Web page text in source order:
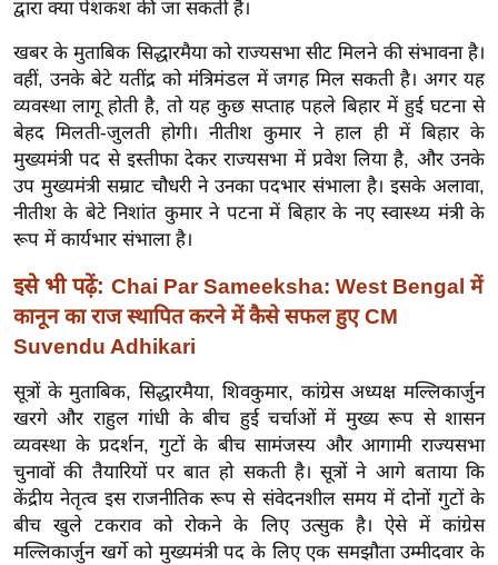
इं
या
सा
हि
त्य
ज
ग
त
ऑ
टो
व
न्यू
ज
ब्री
फ
म
नो
द्वारा क्या पेशकश की जा सकती है।
खबर के मुताबिक सिद्धारमैया को राज्यसभा सीट मिलने की संभावना है।
वहीं, उनके बेटे यतींद्र को मंत्रिमंडल में जगह मिल सकती है। अगर यह
व्यवस्था लागू होती है, तो यह कुछ सप्ताह पहले बिहार में हुई घटना से
बेहद मिलती-जुलती होगी। नीतीश कुमार ने हाल ही में बिहार के
मुख्यमंत्री पद से इस्तीफा देकर राज्यसभा में प्रवेश लिया है, और उनके
उप मुख्यमंत्री सम्राट चौधरी ने उनका पदभार संभाला है। इसके अलावा,
नीतीश के बेटे निशांत कुमार ने पटना में बिहार के नए स्वास्थ्य मंत्री के
रूप में कार्यभार संभाला है।
इसे भी पढ़ें: Chai Par Sameeksha: West Bengal में
कानून का राज स्थापित करने में कैसे सफल हुए CM
Suvendu Adhikari
सूत्रों के मुताबिक, सिद्धारमैया, शिवकुमार, कांग्रेस अध्यक्ष मल्लिकार्जुन
खरगे और राहुल गांधी के बीच हुई चर्चाओं में मुख्य रूप से शासन
व्यवस्था के प्रदर्शन, गुटों के बीच सामंजस्य और आगामी राज्यसभा
चुनावों की तैयारियों पर बात हो सकती है। सूत्रों ने आगे बताया कि
केंद्रीय नेतृत्व इस राजनीतिक रूप से संवेदनशील समय में दोनों गुटों के
बीच खुले टकराव को रोकने के लिए उत्सुक है। ऐसे में कांग्रेस
मल्लिकार्जुन खर्गे को मुख्यमंत्री पद के लिए एक समझौता उम्मीदवार के